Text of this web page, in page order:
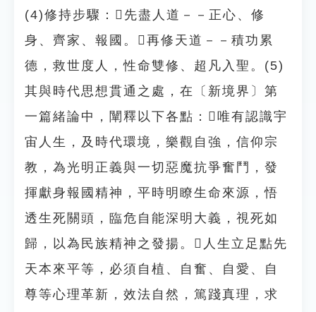
(4)修持步驟：先盡人道－－正心、修
身、齊家、報國。再修天道－－積功累
德，救世度人，性命雙修、超凡入聖。(5)
其與時代思想貫通之處，在〔新境界〕第
一篇緒論中，闡釋以下各點：唯有認識宇
宙人生，及時代環境，樂觀自強，信仰宗
教，為光明正義與一切惡魔抗爭奮鬥，發
揮獻身報國精神，平時明瞭生命來源，悟
透生死關頭，臨危自能深明大義，視死如
歸，以為民族精神之發揚。人生立足點先
天本來平等，必須自植、自奮、自愛、自
尊等心理革新，效法自然，篤踐真理，求